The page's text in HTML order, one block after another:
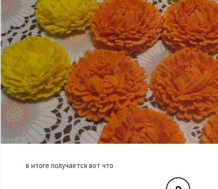
в итоге получается вот что